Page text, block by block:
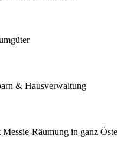
& Hausverwaltung
Räumung in ganz